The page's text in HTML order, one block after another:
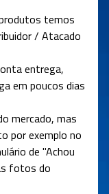
temos
/ Atacado
entrega,
em poucos dias
mercado, mas
por exemplo no
de "Achou
fotos do